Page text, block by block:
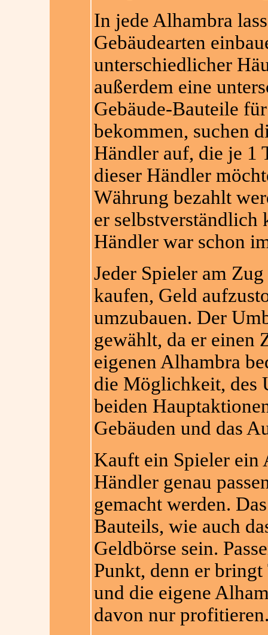
In jede Alhambra
Gebäudearten
unterschiedlicher
außerdem eine
Gebäude-Bauteile
bekommen, suchen
Händler auf, die je 1
dieser Händler
Währung bezahlt
er selbstverständlich
Händler war schon
Jeder Spieler am
kaufen, Geld
umzubauen. Der
gewählt, da er einen
eigenen Alhambra
die Möglichkeit, des
beiden
Gebäuden und das
Kauft ein Spieler ein
Händler genau
gemacht werden.
Bauteils, wie auch
Geldbörse sein.
Punkt, denn er bringt
und die eigene
davon nur